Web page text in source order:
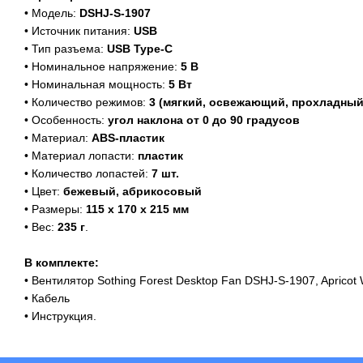
• Модель: DSHJ-S-1907
• Источник питания: USB
• Тип разъема: USB Type-C
• Номинальное напряжение: 5 В
• Номинальная мощность: 5 Вт
• Количество режимов: 3 (мягкий, освежающий,
• Особенность: угол наклона от 0 до 90 градусов
• Материал: ABS-пластик
• Материал лопасти: пластик
• Количество лопастей: 7 шт.
• Цвет: бежевый, абрикосовый
• Размеры: 115 х 170 х 215 мм
• Вес: 235 г
В комплекте:
• Вентилятор Sothing Forest Desktop Fan DSHJ-S-1907, Apricot
• Кабель
• Инструкция.